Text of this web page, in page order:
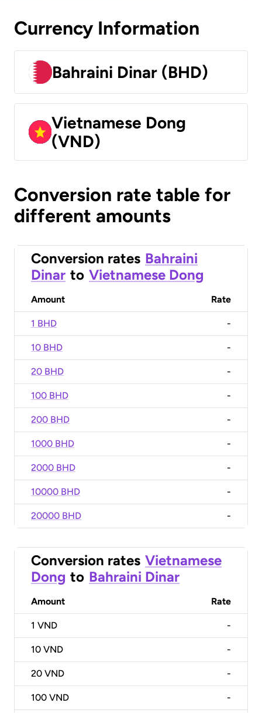
Currency Information
Bahraini Dinar (BHD)
Vietnamese Dong
(VND)
Conversion rate table for
different amounts
Conversion rates Bahraini
Dinar to Vietnamese Dong
Amount Rate
1 BHD -
10 BHD -
20 BHD -
100 BHD -
200 BHD -
1000 BHD -
2000 BHD -
10000 BHD -
20000 BHD -
Conversion rates Vietnamese
Dong to Bahraini Dinar
Amount Rate
1 VND -
10 VND -
20 VND -
100 VND -